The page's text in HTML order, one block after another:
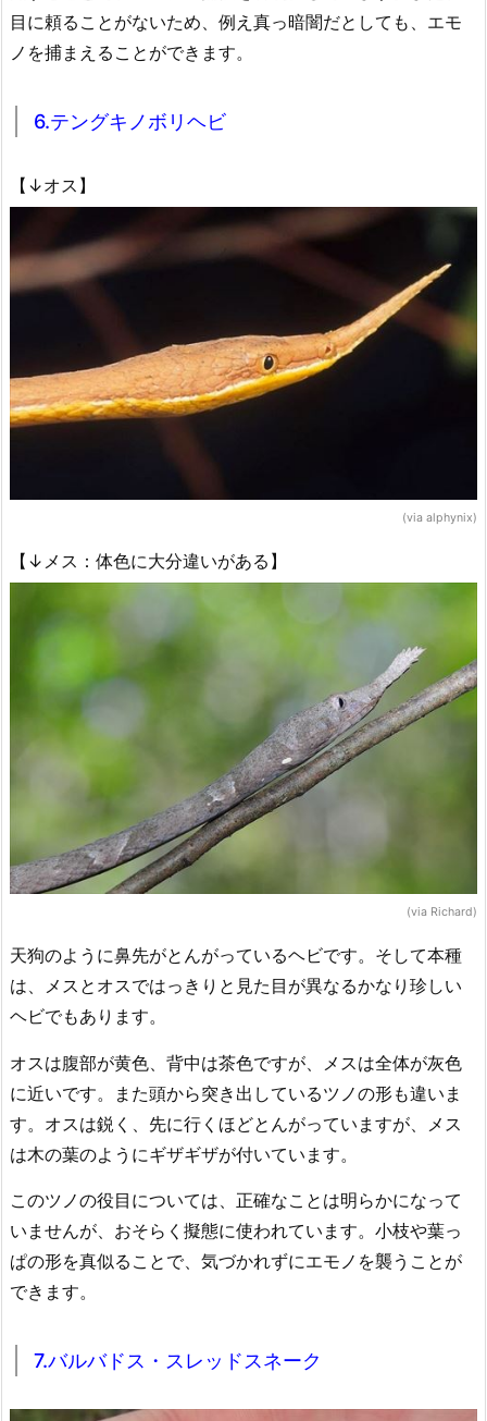
目に頼ることがないため、例え真っ暗闇だとしても、エモ
ノを捕まえることができます。
6.テングキノボリヘビ
【↓オス】
(via alphynix)
【↓メス：体色に大分違いがある】
(via Richard)
天狗のように鼻先がとんがっているヘビです。そして本種
は、メスとオスではっきりと見た目が異なるかなり珍しい
ヘビでもあります。
オスは腹部が黄色、背中は茶色ですが、メスは全体が灰色
に近いです。また頭から突き出しているツノの形も違いま
す。オスは鋭く、先に行くほどとんがっていますが、メス
は木の葉のようにギザギザが付いています。
このツノの役目については、正確なことは明らかになって
いませんが、おそらく擬態に使われています。小枝や葉っ
ぱの形を真似ることで、気づかれずにエモノを襲うことが
できます。
7.バルバドス・スレッドスネーク